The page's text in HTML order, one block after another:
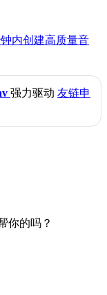
内创建高质量音
强力驱动 友链申
你的吗？